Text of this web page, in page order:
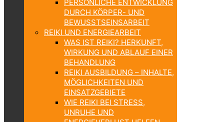
PERSÖNLICHE ENTWICKLUNG
DURCH KÖRPER- UND
BEWUSSTSEINSARBEIT
REIKI UND ENERGIEARBEIT
WAS IST REIKI? HERKUNFT,
WIRKUNG UND ABLAUF EINER
BEHANDLUNG
REIKI AUSBILDUNG – INHALTE,
MÖGLICHKEITEN UND
EINSATZGEBIETE
WIE REIKI BEI STRESS,
UNRUHE UND